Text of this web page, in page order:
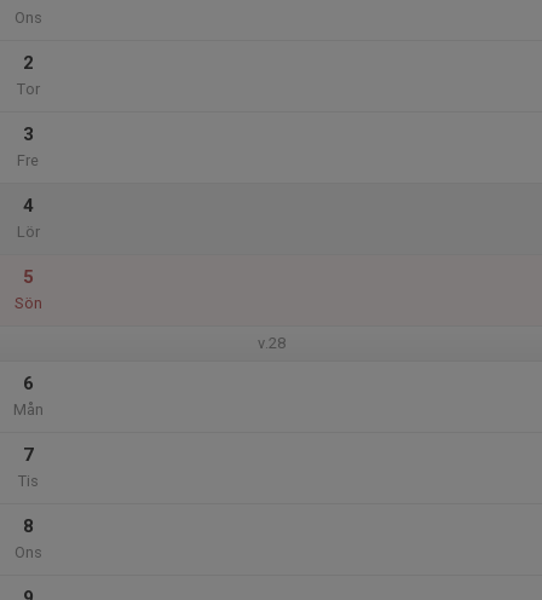
Ons
2
Tor
3
Fre
4
Lör
5
Sön
v.28
6
Mån
7
Tis
8
Ons